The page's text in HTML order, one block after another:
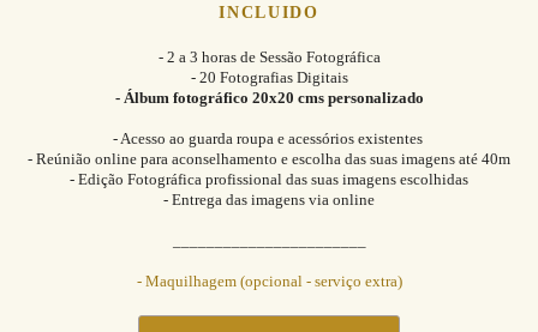
INCLUIDO
- 2 a 3 horas de Sessão Fotográfica
- 20 Fotografias Digitais
- Álbum fotográfico 20x20 cms personalizado
- Acesso ao guarda roupa e acessórios existentes
- Reúnião online para aconselhamento e escolha das suas imagens até 40m
- Edição Fotográfica profissional das suas imagens escolhidas
- Entrega das imagens via online
- Maquilhagem (opcional - serviço extra)